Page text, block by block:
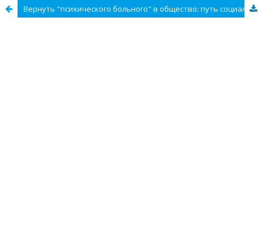
Вернуть "психического больного" в общество: путь социальных трансформаций или реформ в психиатрии?